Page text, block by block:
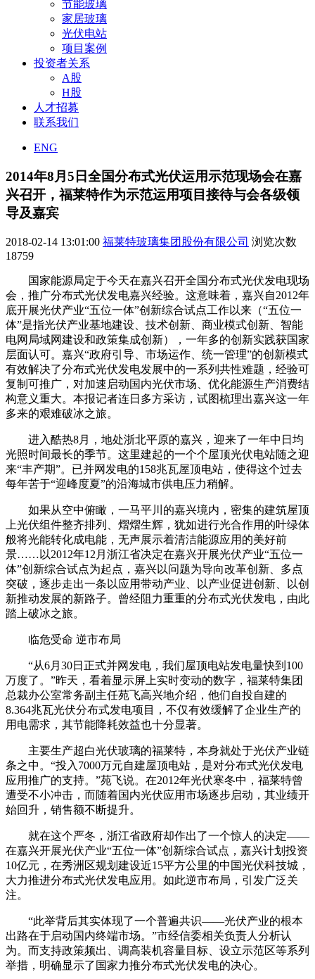
节能玻璃
家居玻璃
光伏电站
项目案例
投资者关系
A股
H股
人才招募
联系我们
ENG
2014年8月5日全国分布式光伏运用示范现场会在嘉
兴召开，福莱特作为示范运用项目接待与会各级领
导及嘉宾
2018-02-14 13:01:00 福莱特玻璃集团股份有限公司 浏览次数
18759
国家能源局定于今天在嘉兴召开全国分布式光伏发电现场
会，推广分布式光伏发电嘉兴经验。这意味着，嘉兴自2012年
底开展光伏产业“五位一体”创新综合试点工作以来（“五位一
体”是指光伏产业基地建设、技术创新、商业模式创新、智能
电网局域网建设和政策集成创新），一年多的创新实践获国家
层面认可。嘉兴“政府引导、市场运作、统一管理”的创新模式
有效解决了分布式光伏发电发展中的一系列共性难题，经验可
复制可推广，对加速启动国内光伏市场、优化能源生产消费结
构意义重大。本报记者连日多方采访，试图梳理出嘉兴这一年
多来的艰难破冰之旅。
进入酷热8月，地处浙北平原的嘉兴，迎来了一年中日均
光照时间最长的季节。这里建起的一个个屋顶光伏电站随之迎
来“丰产期”。已并网发电的158兆瓦屋顶电站，使得这个过去
每年苦于“迎峰度夏”的沿海城市供电压力稍解。
如果从空中俯瞰，一马平川的嘉兴境内，密集的建筑屋顶
上光伏组件整齐排列、熠熠生辉，犹如进行光合作用的叶绿体
般将光能转化成电能，无声展示着清洁能源应用的美好前
景……以2012年12月浙江省决定在嘉兴开展光伏产业“五位一
体”创新综合试点为起点，嘉兴以问题为导向改革创新、多点
突破，逐步走出一条以应用带动产业、以产业促进创新、以创
新推动发展的新路子。曾经阻力重重的分布式光伏发电，由此
踏上破冰之旅。
临危受命 逆市布局
“从6月30日正式并网发电，我们屋顶电站发电量快到100
万度了。”昨天，看着显示屏上实时变动的数字，福莱特集团
总裁办公室常务副主任苑飞高兴地介绍，他们自投自建的
8.364兆瓦光伏分布式发电项目，不仅有效缓解了企业生产的
用电需求，其节能降耗效益也十分显著。
主要生产超白光伏玻璃的福莱特，本身就处于光伏产业链
条之中。“投入7000万元自建屋顶电站，是对分布式光伏发电
应用推广的支持。”苑飞说。在2012年光伏寒冬中，福莱特曾
遭受不小冲击，而随着国内光伏应用市场逐步启动，其业绩开
始回升，销售额不断提升。
就在这个严冬，浙江省政府却作出了一个惊人的决定——
在嘉兴开展光伏产业“五位一体”创新综合试点，嘉兴计划投资
10亿元，在秀洲区规划建设近15平方公里的中国光伏科技城，
大力推进分布式光伏发电应用。如此逆市布局，引发广泛关
注。
“此举背后其实体现了一个普遍共识——光伏产业的根本
出路在于启动国内终端市场。”市经信委相关负责人分析认
为。而支持政策频出、调高装机容量目标、设立示范区等系列
举措，明确显示了国家力推分布式光伏发电的决心。